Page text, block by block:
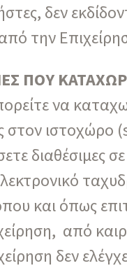
δεν
την
ΠΟΥ
να
στον ιστοχώρο
διαθέσιμες
και όπως
από
δεν